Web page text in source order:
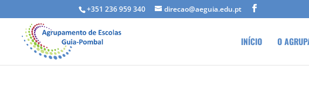
+351 236 959 340 direcao@aeguia.edu.pt
INÍCIO O